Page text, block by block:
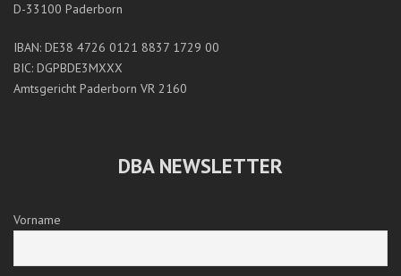
D-33100 Paderborn
IBAN: DE38 4726 0121 8837 1729 00
BIC: DGPBDE3MXXX
Amtsgericht Paderborn VR 2160
DBA NEWSLETTER
Vorname